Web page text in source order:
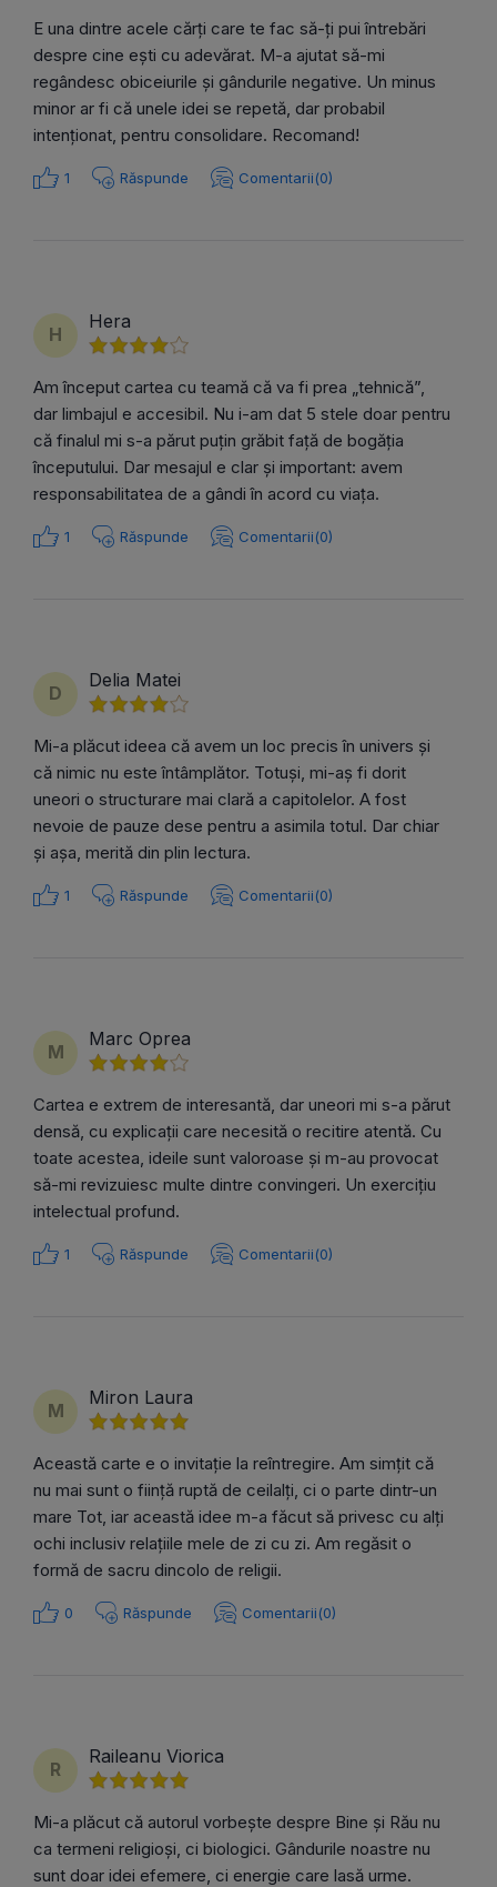
E una dintre acele cărți care te fac să-ți pui întrebări
despre cine ești cu adevărat. M-a ajutat să-mi
regândesc obiceiurile și gândurile negative. Un minus
minor ar fi că unele idei se repetă, dar probabil
intenționat, pentru consolidare. Recomand!
1 Răspunde Comentarii(0)
H
Hera
Am început cartea cu teamă că va fi prea „tehnică”,
dar limbajul e accesibil. Nu i-am dat 5 stele doar pentru
că finalul mi s-a părut puțin grăbit față de bogăția
începutului. Dar mesajul e clar și important: avem
responsabilitatea de a gândi în acord cu viața.
1 Răspunde Comentarii(0)
D
Delia Matei
Mi-a plăcut ideea că avem un loc precis în univers și
că nimic nu este întâmplător. Totuși, mi-aș fi dorit
uneori o structurare mai clară a capitolelor. A fost
nevoie de pauze dese pentru a asimila totul. Dar chiar
și așa, merită din plin lectura.
1 Răspunde Comentarii(0)
M
Marc Oprea
Cartea e extrem de interesantă, dar uneori mi s-a părut
densă, cu explicații care necesită o recitire atentă. Cu
toate acestea, ideile sunt valoroase și m-au provocat
să-mi revizuiesc multe dintre convingeri. Un exercițiu
intelectual profund.
1 Răspunde Comentarii(0)
M
Miron Laura
Această carte e o invitație la reîntregire. Am simțit că
nu mai sunt o ființă ruptă de ceilalți, ci o parte dintr-un
mare Tot, iar această idee m-a făcut să privesc cu alți
ochi inclusiv relațiile mele de zi cu zi. Am regăsit o
formă de sacru dincolo de religii.
0 Răspunde Comentarii(0)
R
Raileanu Viorica
Mi-a plăcut că autorul vorbește despre Bine și Rău nu
ca termeni religioși, ci biologici. Gândurile noastre nu
sunt doar idei efemere, ci energie care lasă urme.